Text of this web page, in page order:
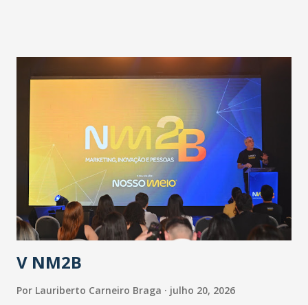
população suspeita e de cuidados com os ambientes
públicos e domiciliares. “Nós não estamos vivendo uma
epidemia comum, como temos em todos os anos, com
aumento de casos de dengue, influenza ou H1N1. Trata-se
de uma epidemia com um vírus diferente, com um poder de
contaminação maior que outros coronavírus”, apontou o
secretário. Segundo ele, é uma epidemia com chance de
contaminação alta, podendo gerar um grande risco à
população e ao sistema de saúde. “Precisamos saber fazer a
estratificação do risco da doença, para não so...
V NM2B
Por Lauriberto Carneiro Braga julho 20, 2026